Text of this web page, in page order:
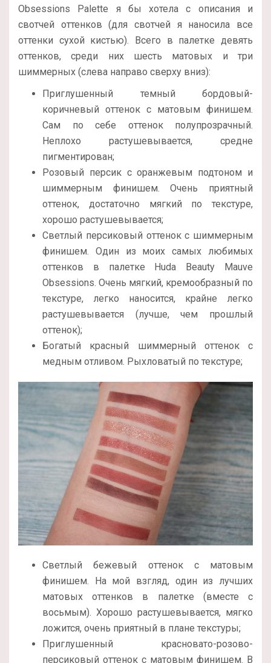
Obsessions Palette я бы хотела с описания и
свотчей оттенков (для свотчей я наносила все
оттенки сухой кистью). Всего в палетке девять
оттенков, среди них шесть матовых и три
шиммерных (слева направо сверху вниз):
Приглушенный темный бордовый-
коричневый оттенок с матовым финишем.
Сам по себе оттенок полупрозрачный.
Неплохо растушевывается, средне
пигментирован;
Розовый персик с оранжевым подтоном и
шиммерным финишем. Очень приятный
оттенок, достаточно мягкий по текстуре,
хорошо растушевывается;
Светлый персиковый оттенок с шиммерным
финишем. Один из моих самых любимых
оттенков в палетке Huda Beauty Mauve
Obsessions. Очень мягкий, кремообразный по
текстуре, легко наносится, крайне легко
растушевывается (лучше, чем прошлый
оттенок);
Богатый красный шиммерный оттенок с
медным отливом. Рыхловатый по текстуре;
Светлый бежевый оттенок с матовым
финишем. На мой взгляд, один из лучших
матовых оттенков в палетке (вместе с
восьмым). Хорошо растушевывается, мягко
ложится, очень приятный в плане текстуры;
Приглушенный красновато-розово-
персиковый оттенок с матовым финишем. В